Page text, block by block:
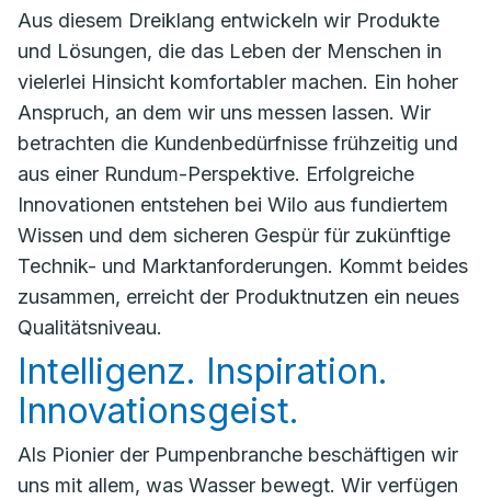
Aus diesem Dreiklang entwickeln wir Produkte
und Lösungen, die das Leben der Menschen in
vielerlei Hinsicht komfortabler machen. Ein hoher
Anspruch, an dem wir uns messen lassen. Wir
betrachten die Kundenbedürfnisse frühzeitig und
aus einer Rundum-Perspektive. Erfolgreiche
Innovationen entstehen bei Wilo aus fundiertem
Wissen und dem sicheren Gespür für zukünftige
Technik- und Marktanforderungen. Kommt beides
zusammen, erreicht der Produktnutzen ein neues
Qualitätsniveau.
Intelligenz. Inspiration.
Innovationsgeist.
Als Pionier der ­Pumpenbranche beschäftigen wir
uns mit allem, was Wasser bewegt. Wir verfügen